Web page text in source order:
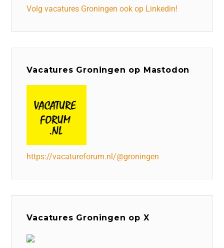
Volg vacatures Groningen ook op Linkedin!
Vacatures Groningen op Mastodon
https://vacatureforum.nl/@groningen
Vacatures Groningen op X